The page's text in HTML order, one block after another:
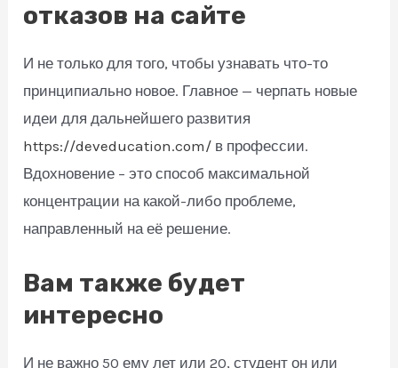
отказов на сайте
И не только для того, чтобы узнавать что-то
принципиально новое. Главное — черпать новые
идеи для дальнейшего развития
https://deveducation.com/ в профессии.
Вдохновение – это способ максимальной
концентрации на какой-либо проблеме,
направленный на её решение.
Вам также будет
интересно
И не важно 50 ему лет или 20, студент он или